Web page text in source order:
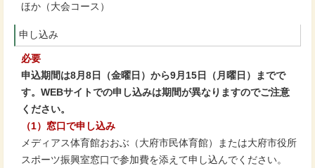
ほか（大会コース）
申し込み
必要
申込期間は8月8日（金曜日）から9月15日（月曜日）までで
す。WEBサイトでの申し込みは期間が異なりますのでご注意
ください。
（1）窓口で申し込み
メディアス体育館おおぶ（大府市民体育館）または大府市役所
スポーツ振興室窓口で参加費を添えて申し込んでください。